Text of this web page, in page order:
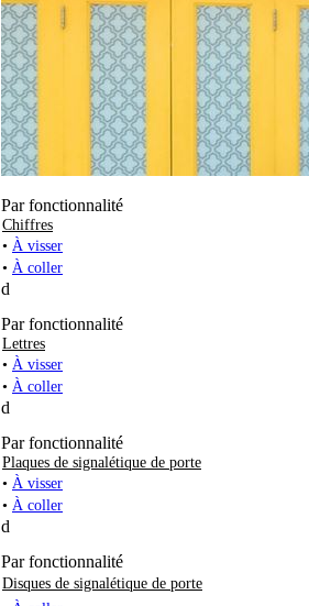
Par fonctionnalité
Chiffres
• À visser
• À coller
d
Par fonctionnalité
Lettres
• À visser
• À coller
d
Par fonctionnalité
Plaques de signalétique de porte
• À visser
• À coller
d
Par fonctionnalité
Disques de signalétique de porte